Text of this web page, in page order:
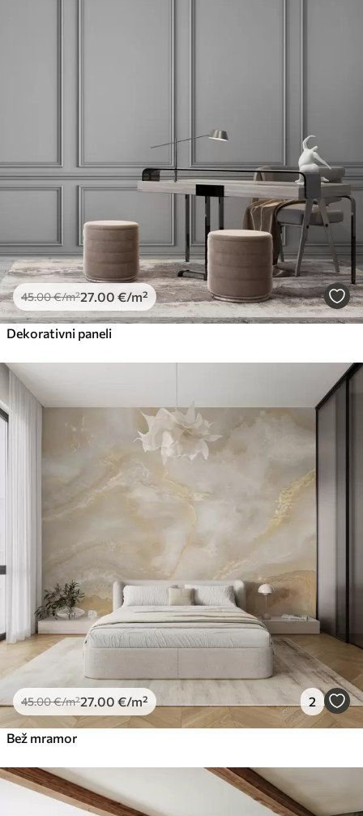
45.00€/m²27.00 €/m²
Dekorativni paneli
45.00€/m²27.00 €/m² 2
Bež mramor